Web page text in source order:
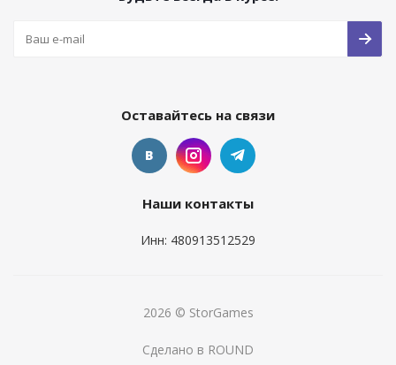
Оставайтесь на связи
Наши контакты
Инн: 480913512529
2026 © StorGames
Сделано в ROUND